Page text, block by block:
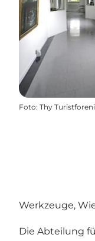
Foto: Thy
Werkzeuge,
Die Abteilung